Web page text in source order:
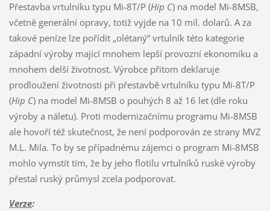
Přestavba vrtulníku typu Mi-8T/P (Hip C) na model Mi-8MSB,
včetně generální opravy, totiž vyjde na 10 mil. dolarů. A za
takové peníze lze pořídit „olétaný“ vrtulník této kategorie
západní výroby mající mnohem lepší provozní ekonomiku a
mnohem delší životnost. Výrobce přitom deklaruje
prodloužení životnosti při přestavbě vrtulníku typu Mi-8T/P
(Hip C) na model Mi-8MSB o pouhých 8 až 16 let (dle roku
výroby a náletu). Proti modernizačnímu programu Mi-8MSB
ale hovoří též skutečnost, že není podporován ze strany MVZ
M.L. Mila. To by se případnému zájemci o program Mi-8MSB
mohlo vymstít tím, že by jeho flotilu vrtulníků ruské výroby
přestal ruský průmysl zcela podporovat.
Verze: